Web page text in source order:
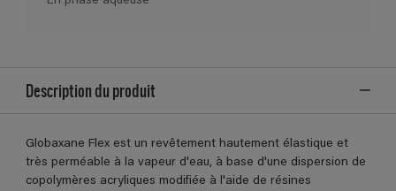
Description du produit
Globaxane Flex est un revêtement hautement élastique et
très perméable à la vapeur d'eau, à base d'une dispersion de
copolymères acryliques modifiée à l'aide de résines